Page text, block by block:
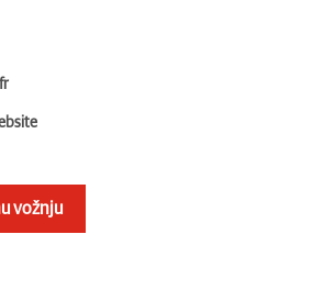
vožnju